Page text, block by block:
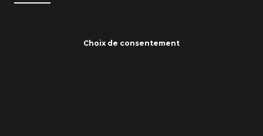
Choix de consentement